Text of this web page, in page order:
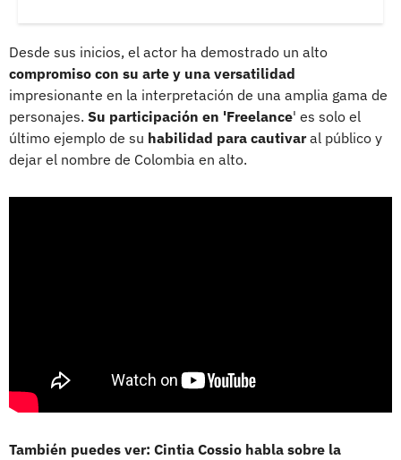
Desde sus inicios, el actor ha demostrado un alto
compromiso con su arte y una versatilidad
impresionante en la interpretación de una amplia gama de
personajes. Su participación en 'Freelance' es solo el
último ejemplo de su habilidad para cautivaral público y
dejar el nombre de Colombia en alto.
También puedes ver: Cintia Cossio habla sobre la